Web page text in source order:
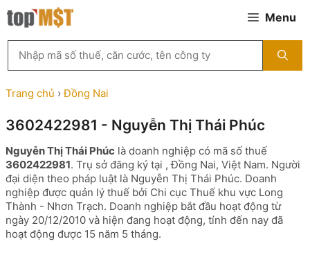
Chuyển
đến
Menu
kiếm
MST
theo
tên
ty,
người
đại
diện
hoặc
mã
số
thuế
...
Trang chủ ›Đồng Nai
3602422981 - Nguyễn Thị Thái Phúc
Nguyễn Thị Thái Phúc là doanh nghiệp có mã số thuế
3602422981. Trụ sở đăng ký tại , Đồng Nai, Việt Nam. Người
đại diện theo pháp luật là Nguyễn Thị Thái Phúc. Doanh
nghiệp được quản lý thuế bởi Chi cục Thuế khu vực Long
Thành - Nhơn Trạch. Doanh nghiệp bắt đầu hoạt động từ
ngày 20/12/2010 và hiện đang hoạt động, tính đến nay đã
hoạt động được 15 năm 5 tháng.